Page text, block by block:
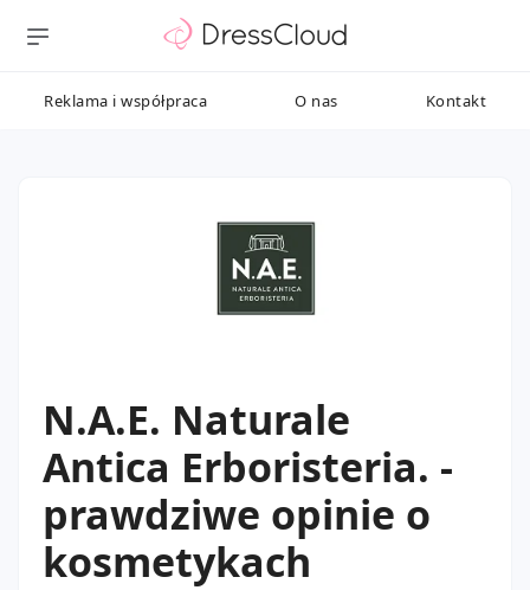
Reklama i współpraca O nas Kontakt
N.A.E. Naturale
Antica Erboristeria. -
prawdziwe opinie o
kosmetykach